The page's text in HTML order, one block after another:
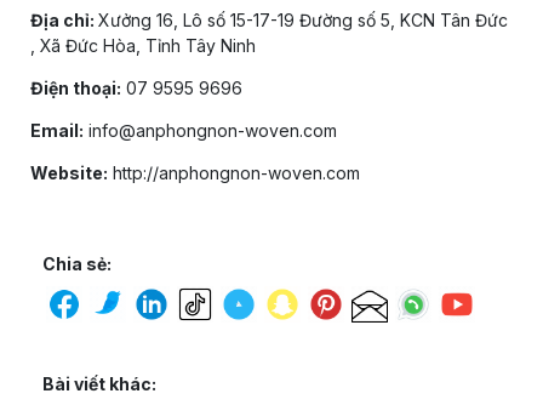
Địa chỉ: Xưởng 16, Lô số 15-17-19 Đường số 5, KCN Tân Đức
, Xã Đức Hòa, Tỉnh Tây Ninh
Điện thoại: 07 9595 9696
Email: info@anphongnon-woven.com
Website: http://anphongnon-woven.com
Chia sẻ:
Bài viết khác: